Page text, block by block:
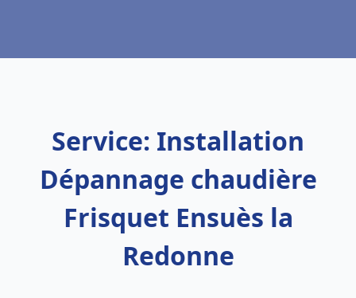
Service: Installation
Dépannage chaudière
Frisquet Ensuès la
Redonne